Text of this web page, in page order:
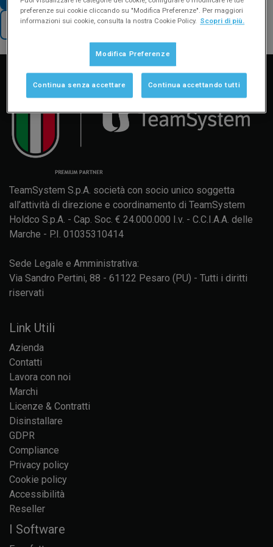
TORNA AL SUPPORTO
Formazione Aggiornamenti
TeamSystem S.p.A. società con socio unico soggetta
all’attività di direzione e coordinamento di TeamSystem
Holdco S.p.A. - Cap. Soc. € 24.000.000 I.v. - C.C.I.A.A. delle
Marche - P.I. 01035310414
Sede Legale e Amministrativa:
Via Sandro Pertini, 88 - 61122 Pesaro (PU) - Tutti i diritti
riservati
Link Utili
Azienda
Contatti
Lavora con noi
Marchi
Licenze & Contratti
Disinstallare
GDPR
Compliance
Privacy policy
Cookie policy
Accessibilità
Reseller
I Software
preferenze sui cookie cliccando su "Modifica Preferenze". Per maggiori
informazioni sui cookie, consulta la nostra Cookie Policy. Scopri di più.
Modifica Preferenze
Continua senza accettare Continua accettando tutti